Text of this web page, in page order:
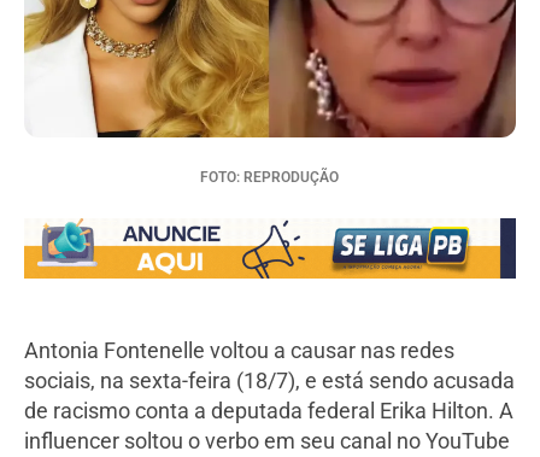
FOTO: REPRODUÇÃO
Antonia Fontenelle voltou a causar nas redes
sociais, na sexta-feira (18/7), e está sendo acusada
de racismo conta a deputada federal Erika Hilton. A
influencer soltou o verbo em seu canal no YouTube